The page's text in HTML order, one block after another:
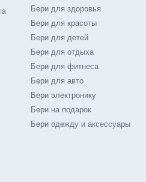
Бери для здоровья
Бери для красоты
Бери для детей
Бери для отдыха
Бери для фитнеса
Бери для авто
Бери электронику
Бери на подарок
Бери одежду и аксессуары